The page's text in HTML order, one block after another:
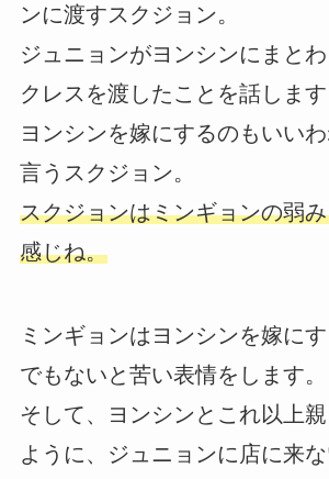
ンに渡すスクジョン。
ジュニョンがヨンシンにまと
クレスを渡したことを話します
ヨンシンを嫁にするのもいい
言うスクジョン。
スクジョンはミンギョンの弱
感じね。
ミンギョンはヨンシンを嫁に
でもないと苦い表情をします。
そして、ヨンシンとこれ以上
ように、ジュニョンに店に来